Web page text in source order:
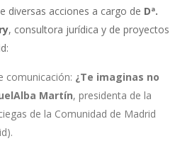
diversas acciones a cargo de Dª.
, consultora jurídica y de proyectos
comunicación: ¿Te imaginas no
Alba Martín, presidenta de la
de la Comunidad de Madrid